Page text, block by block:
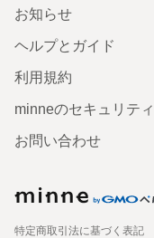
お知らせ
ヘルプとガイド
利用規約
minneのセキュリティ
お問い合わせ
特定商取引法に基づく表記